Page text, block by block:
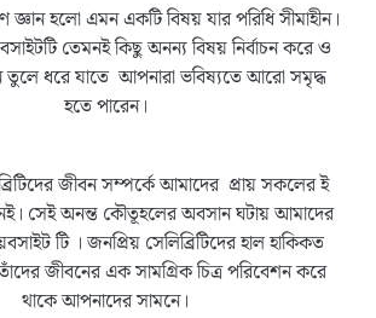
জ্ঞান হলো এমন একটি বিষয় যার পরিধি সীমাহীন।
তেমনই কিছু অনন্য বিষয় নির্বাচন করে ও
তুলে ধরে যাতে আপনারা ভবিষ্যতে আরো সমৃদ্ধ
হতে পারেন।
জীবন সম্পর্কে আমাদের প্রায় সকলের ই
সেই অনন্ত কৌতূহলের অবসান ঘটায় আমাদের
টি । জনপ্রিয় সেলিব্রিটিদের হাল হাকিকত
জীবনের এক সামগ্রিক চিত্র পরিবেশন করে
থাকে আপনাদের সামনে।